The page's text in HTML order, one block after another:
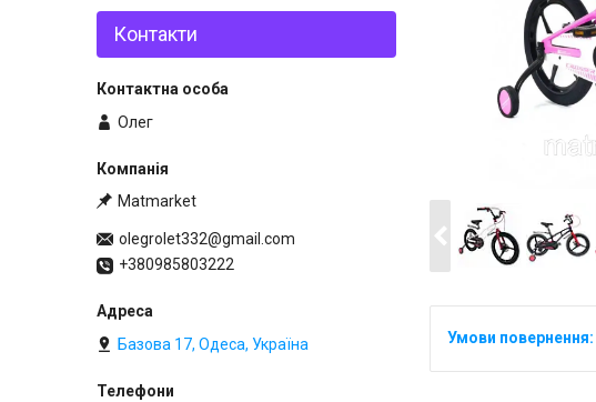
Контакти
Олег
Matmarket
olegrolet332@gmail.com
+380985803222
Базова 17, Одеса, Україна